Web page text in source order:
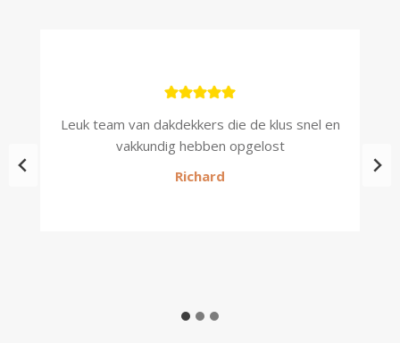
Leuk team van dakdekkers die de klus snel en
vakkundig hebben opgelost
Richard